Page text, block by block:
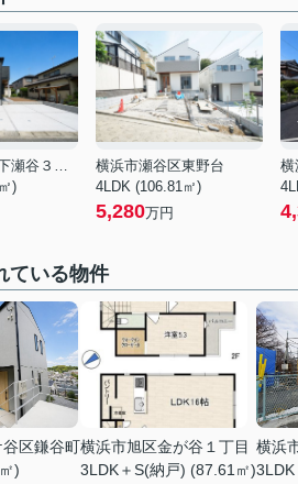
横浜市瀬谷区下瀬谷３丁目
)
横浜市瀬谷区東野台
4LDK (106.81㎡)
5,280万円
ている物件
区鎌谷町
)
横浜市旭区金が谷１丁目
3LDK＋S(納戸) (87.61㎡)
横浜